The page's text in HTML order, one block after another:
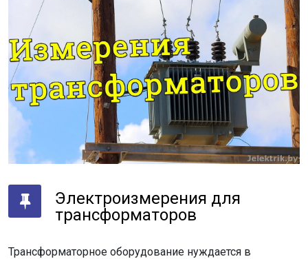
Электроизмерения для
трансформаторов
Трансформаторное оборудование нуждается в